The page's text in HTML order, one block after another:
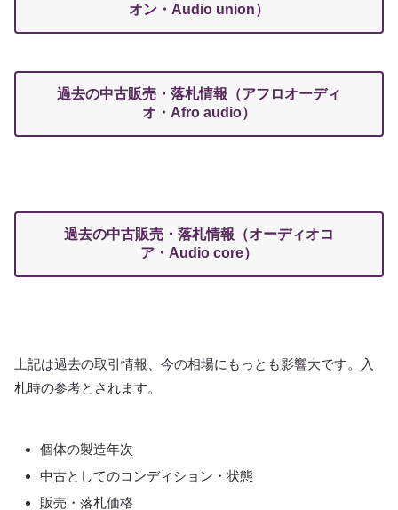
オン・Audio union）
過去の中古販売・落札情報（アフロオーディ
オ・Afro audio）
過去の中古販売・落札情報（オーディオコ
ア・Audio core）
上記は過去の取引情報、今の相場にもっとも影響大です。入
札時の参考とされます。
個体の製造年次
中古としてのコンディション・状態
販売・落札価格